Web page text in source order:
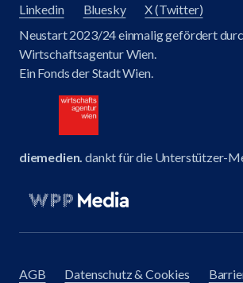
Linkedin Bluesky
X (Twitter)
Neustart 2023/24 einmalig gefördert
Wirtschaftsagentur Wien.
Ein Fonds der Stadt Wien.
diemedien. dankt für die Unterstützer-
AGB Datenschutz & Cookies